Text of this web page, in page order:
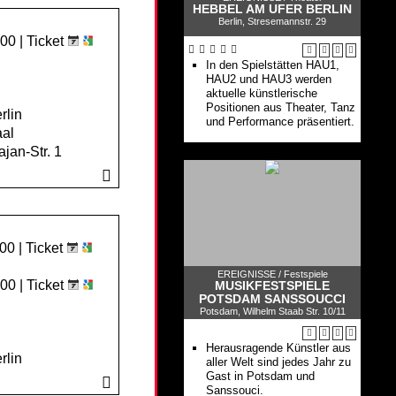
| Ticket
Str. 1
| Ticket
| Ticket
HEBBEL AM UFER BERLIN
Berlin, Stresemannstr. 29
In den Spielstätten HAU1,
HAU2 und HAU3 werden
aktuelle künstlerische
Positionen aus Theater, Tanz
und Performance präsentiert.
EREIGNISSE / Festspiele
MUSIKFESTSPIELE
POTSDAM SANSSOUCCI
Potsdam, Wilhelm Staab Str. 10/11
Herausragende Künstler aus
aller Welt sind jedes Jahr zu
Gast in Potsdam und
Sanssouci.